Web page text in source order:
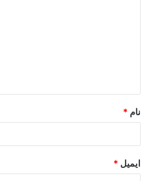
*
نام *
ایمیل *